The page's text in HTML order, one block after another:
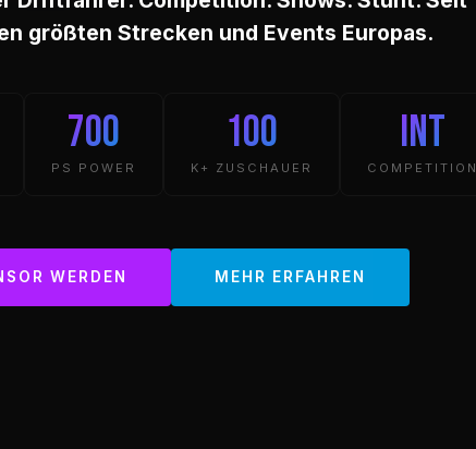
größten Strecken und Events Europas.
700
PS POWER
100
K+ ZUSCHAUER
INT
COMPETITION
WERDEN MEHR ERFAHREN